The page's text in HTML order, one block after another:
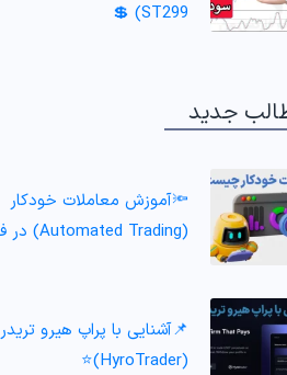
ST299) 💲
جدید
🔦آموزش معاملات خودکار
(Automated Trading) در فارکس🛸
📌آشنایی با پراپ هیرو تریدر
(HyroTrader)⭐️